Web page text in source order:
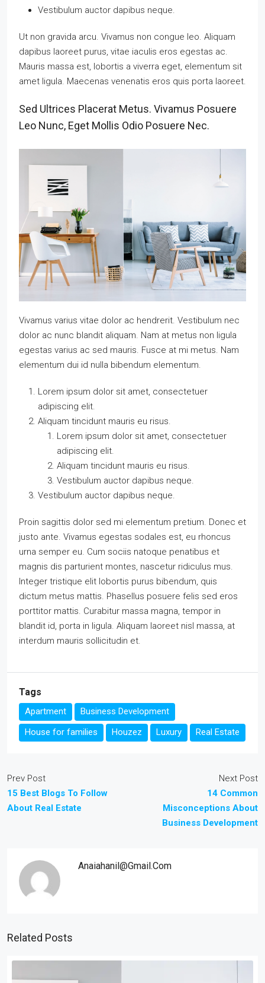
Vestibulum auctor dapibus neque.
Ut non gravida arcu. Vivamus non congue leo. Aliquam
dapibus laoreet purus, vitae iaculis eros egestas ac.
Mauris massa est, lobortis a viverra eget, elementum sit
amet ligula. Maecenas venenatis eros quis porta laoreet.
Sed Ultrices Placerat Metus. Vivamus Posuere
Leo Nunc, Eget Mollis Odio Posuere Nec.
Vivamus varius vitae dolor ac hendrerit. Vestibulum nec
dolor ac nunc blandit aliquam. Nam at metus non ligula
egestas varius ac sed mauris. Fusce at mi metus. Nam
elementum dui id nulla bibendum elementum.
Lorem ipsum dolor sit amet, consectetuer
adipiscing elit.
Aliquam tincidunt mauris eu risus.
Lorem ipsum dolor sit amet, consectetuer
adipiscing elit.
Aliquam tincidunt mauris eu risus.
Vestibulum auctor dapibus neque.
Vestibulum auctor dapibus neque.
Proin sagittis dolor sed mi elementum pretium. Donec et
justo ante. Vivamus egestas sodales est, eu rhoncus
urna semper eu. Cum sociis natoque penatibus et
magnis dis parturient montes, nascetur ridiculus mus.
Integer tristique elit lobortis purus bibendum, quis
dictum metus mattis. Phasellus posuere felis sed eros
porttitor mattis. Curabitur massa magna, tempor in
blandit id, porta in ligula. Aliquam laoreet nisl massa, at
interdum mauris sollicitudin et.
Tags
Apartment
Business Development
House for families
Houzez Luxury Real Estate
Prev Post
15 Best Blogs To Follow
About Real Estate
Next Post
14 Common
Misconceptions About
Business Development
Anaiahanil@gmail.com
Related Posts